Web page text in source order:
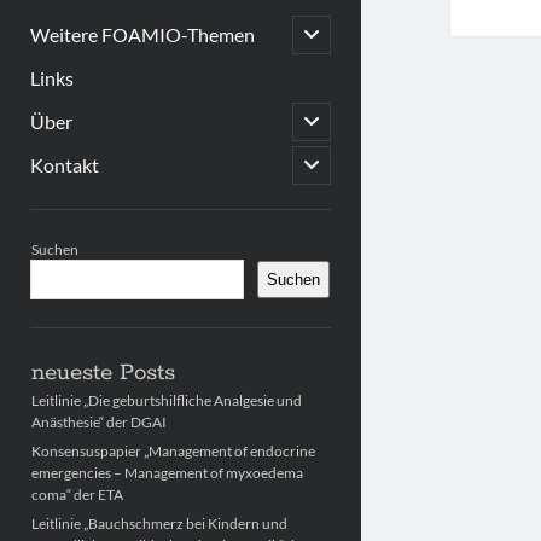
Weitere FOAMIO-Themen
open
child
Links
Über
open
child
menu
Kontakt
open
child
Suchen
Suchen
neueste Posts
Leitlinie „Die geburtshilfliche Analgesie und
Anästhesie“ der DGAI
Konsensuspapier „Management of endocrine
emergencies – Management of myxoedema
coma“ der ETA
Leitlinie „Bauchschmerz bei Kindern und